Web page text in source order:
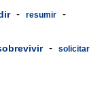
- resumir -
- solicitar